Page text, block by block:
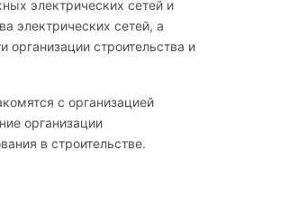
электрических сетей и
электрических сетей, а
строительства и
с организацией
организации
в строительстве.